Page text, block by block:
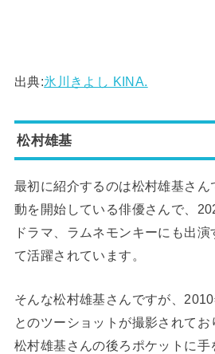
出典:氷川きよし KINA.
松村雄基
最初に紹介するのは松村雄基さ
動を開始している俳優さんで、
ドラマ、ラムネモンキーにも出
て活躍されています。
そんな松村雄基さんですが、
とのツーショットが撮影されて
松村雄基さんの後ろポケットに